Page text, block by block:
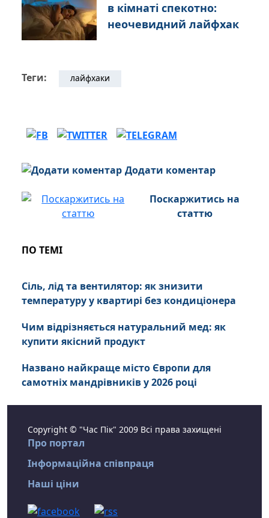
в кімнаті спекотно:
неочевидний лайфхак
Теги: лайфхаки
Додати коментар
Поскаржитись на
статтю
ПО ТЕМІ
Сіль, лід та вентилятор: як знизити
температуру у квартирі без кондиціонера
Чим відрізняється натуральний мед: як
купити якісний продукт
Названо найкраще місто Європи для
самотніх мандрівників у 2026 році
Copyright © "Час Пік" 2009 Всі права захищені
Про портал
Інформаційна співпраця
Наші ціни